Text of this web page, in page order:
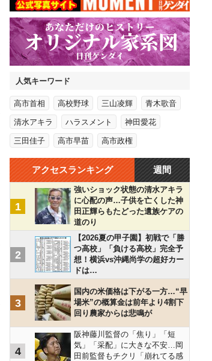
人気キーワード
高市首相 高校野球 三山凌輝 青木歌音
清水アキラ ハラスメント 神田愛花
三田佳子 高市早苗 高市政権
アクセスランキング 週間
1
強いショック状態の清水アキラ
に心配の声…子供を亡くした神
田正輝らもたどった遺族ケアの
道のり
2
【2026夏の甲子園】初戦で「勝
つ高校」「負ける高校」完全予
想！横浜vs沖縄尚学の超好カー
ドは…
3
国内の米価格は下がる一方…“早
場米”の概算金は前年より4割下
回り農家からは悲鳴が
4
阪神藤川監督の「焦り」「短
気」「采配」に大きな不安…岡
田前監督もチクリ「崩れてる感